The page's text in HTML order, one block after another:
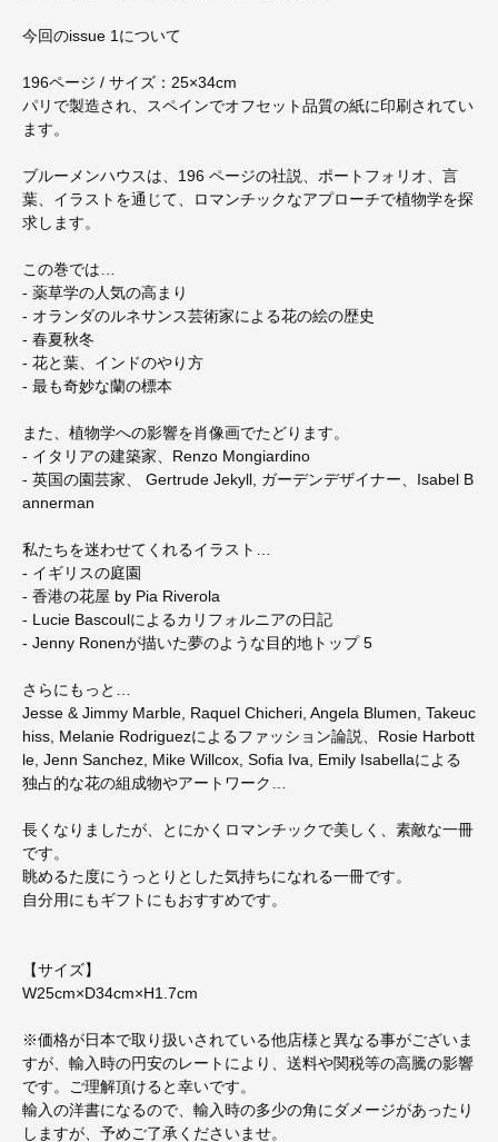
今回のissue 1について
196ページ / サイズ：25×34cm
パリで製造され、スペインでオフセット品質の紙に印刷されてい
ます。
ブルーメンハウスは、196 ページの社説、ポートフォリオ、言
葉、イラストを通じて、ロマンチックなアプローチで植物学を探
求します。
この巻では…
- 薬草学の人気の高まり
- オランダのルネサンス芸術家による花の絵の歴史
- 春夏秋冬
- 花と葉、インドのやり方
- 最も奇妙な蘭の標本
また、植物学への影響を肖像画でたどります。
- イタリアの建築家、Renzo Mongiardino
- 英国の園芸家、 Gertrude Jekyll, ガーデンデザイナー、Isabel B
annerman
私たちを迷わせてくれるイラスト…
- イギリスの庭園
- 香港の花屋 by Pia Riverola
- Lucie Bascoulによるカリフォルニアの日記
- Jenny Ronenが描いた夢のような目的地トップ 5
さらにもっと…
Jesse & Jimmy Marble, Raquel Chicheri, Angela Blumen, Takeuc
hiss, Melanie Rodriguezによるファッション論説、Rosie Harbott
le, Jenn Sanchez, Mike Willcox, Sofia Iva, Emily Isabellaによる
独占的な花の組成物やアートワーク…
長くなりましたが、とにかくロマンチックで美しく、素敵な一冊
です。
眺めるた度にうっとりとした気持ちになれる一冊です。
自分用にもギフトにもおすすめです。
【サイズ】
W25cm×D34cm×H1.7cm
※価格が日本で取り扱いされている他店様と異なる事がございま
すが、輸入時の円安のレートにより、送料や関税等の高騰の影響
です。ご理解頂けると幸いです。
輸入の洋書になるので、輸入時の多少の角にダメージがあったり
しますが、予めご了承くださいませ。